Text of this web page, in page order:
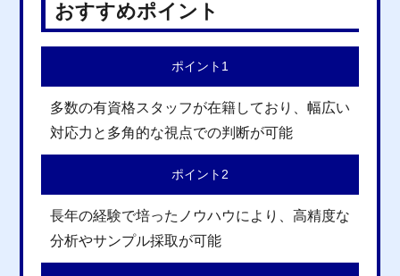
おすすめポイント
ポイント1
多数の有資格スタッフが在籍しており、幅広い
対応力と多角的な視点での判断が可能
ポイント2
長年の経験で培ったノウハウにより、高精度な
分析やサンプル採取が可能